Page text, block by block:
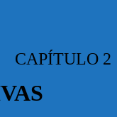
CAPÍTULO 2